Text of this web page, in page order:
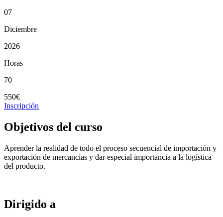
07
Diciembre
2026
Horas
70
550€
Inscripción
Objetivos del curso
Aprender la realidad de todo el proceso secuencial de importación y
exportación de mercancías y dar especial importancia a la logística
del producto.
Dirigido a